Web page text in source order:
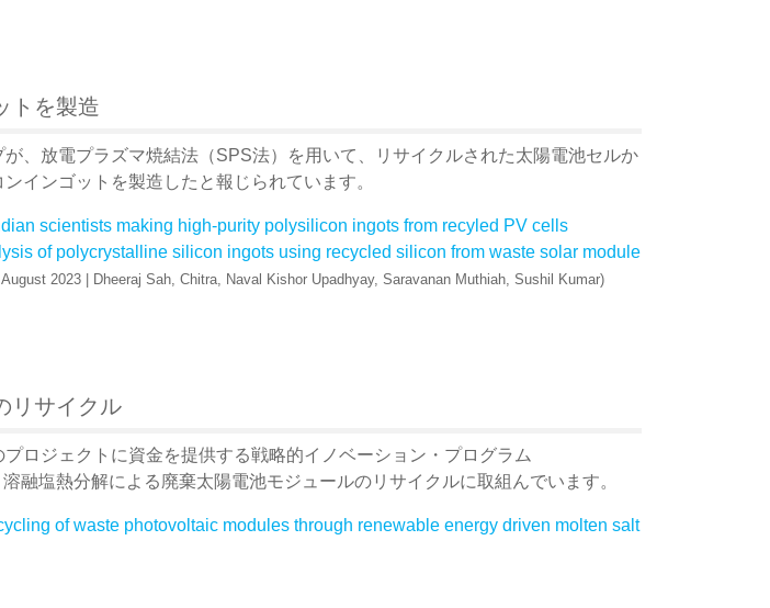
トを製造
、放電プラズマ焼結法（SPS法）を用いて、リサイクルされた太陽電池セルか
インゴットを製造したと報じられています。
scientists making high-purity polysilicon ingots from recyled PV cells
of polycrystalline silicon ingots using recycled silicon from waste solar module
2023 | Dheeraj Sah, Chitra, Naval Kishor Upadhyay, Saravanan Muthiah, Sushil Kumar)
リサイクル
ロジェクトに資金を提供する戦略的イノベーション・プログラム
溶融塩熱分解による廃棄太陽電池モジュールのリサイクルに取組んでいます。
of waste photovoltaic modules through renewable energy driven molten salt